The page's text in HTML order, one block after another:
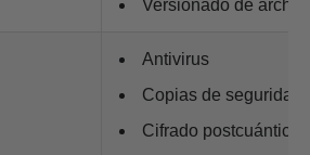
Versionado de
Antivirus
Copias de seguridad
Cifrado postcuántico